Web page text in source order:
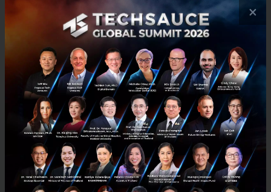
contact@techsauce.co
Tel : 02-001-5375
Mobile : 06-4658-9500
Techsauce Media
About Techsauce
Techsauce Services
Privacy Policy
ส่งบทความ
Techsauce Global Summit
×